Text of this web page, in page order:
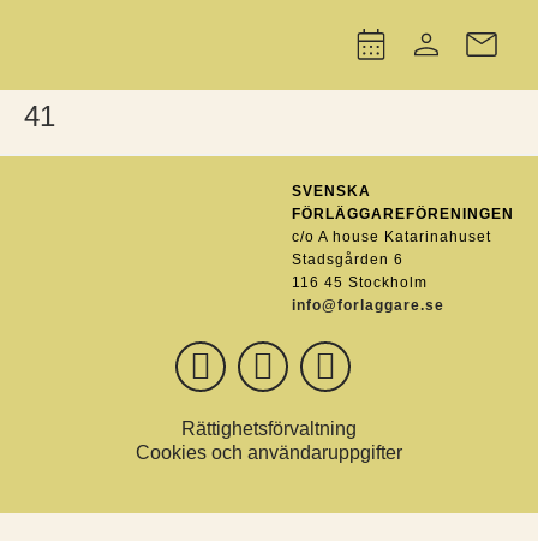
41
SVENSKA
FÖRLÄGGAREFÖRENINGEN
c/o A house Katarinahuset
Stadsgården 6
116 45 Stockholm
info@forlaggare.se
Rättighetsförvaltning
Cookies och användaruppgifter